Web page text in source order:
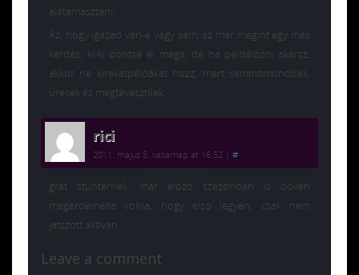
alátámasztani.
Az, hogy igazad van-e vagy sem, az már megint egy más
kérdés, ki-ki döntse el maga, de ha példálózni akarsz,
akkor ne kirakatpéldákat hozz, mert semmitmondóak,
üresek és megtévesztőek.
rici
2011. május 8. vasárnap at 16:52 #
grat stunternek, mar elozo szezonban is boven
megerdemelte volna, hogy elso legyen, csak nem
jatszott aktivan
Leave a comment